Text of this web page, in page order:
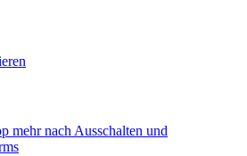
mehr nach Ausschalten und